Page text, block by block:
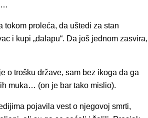
tokom proleća, da uštedi za stan
i kupi „dalapu“. Da još jednom zasvira,
o trošku države, sam bez ikoga da ga
muka… (on je bar tako mislio).
pojavila vest o njegovoj smrti,